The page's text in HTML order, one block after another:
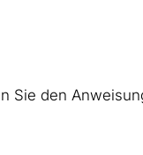
Sie den